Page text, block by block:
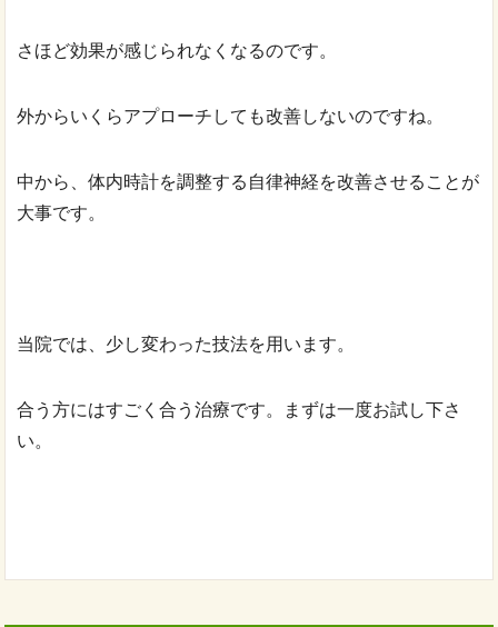
さほど効果が感じられなくなるのです。
外からいくらアプローチしても改善しないのですね。
中から、体内時計を調整する自律神経を改善させることが
大事です。
当院では、少し変わった技法を用います。
合う方にはすごく合う治療です。まずは一度お試し下さ
い。